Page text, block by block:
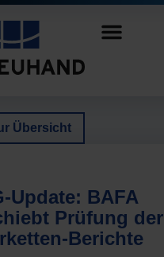
Übersicht
Update: BAFA
Prüfung der
Berichte